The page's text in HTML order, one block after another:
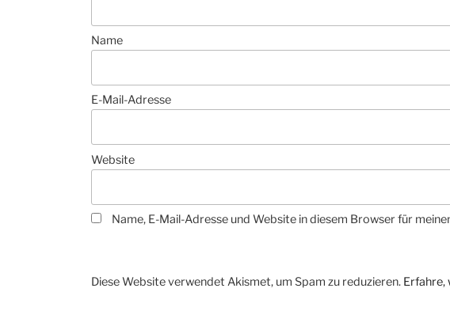
Name
E-Mail-Adresse
Website
Name, E-Mail-Adresse und Website in diesem Browser für
Diese Website verwendet Akismet, um Spam zu reduzieren. Erfahre,